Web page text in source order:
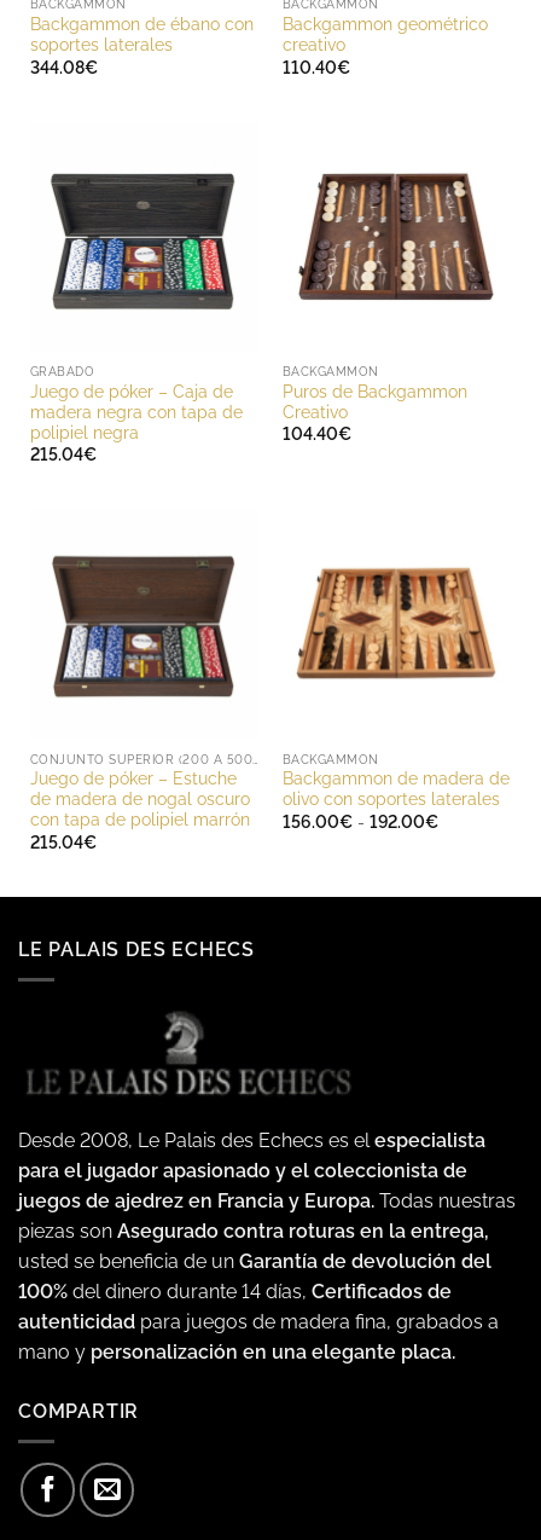
BACKGAMMON
Backgammon de ébano con
soportes laterales
344.08€
BACKGAMMON
Backgammon geométrico
creativo
110.40€
GRABADO
Juego de póker – Caja de
madera negra con tapa de
polipiel negra
215.04€
BACKGAMMON
Puros de Backgammon
Creativo
104.40€
Juego de póker – Estuche
de madera de nogal oscuro
con tapa de polipiel marrón
215.04€
BACKGAMMON
Backgammon de madera de
olivo con soportes laterales
156.00€ - 192.00€Rango
hasta
LE PALAIS DES ECHECS
Desde 2008, Le Palais des Echecs es elespecialista
para el jugador apasionado y el coleccionista de
juegos de ajedrez en Francia y Europa. Todas nuestras
piezas son Asegurado contra roturas en la entrega,
usted se beneficia de un Garantía de devolución del
100% del dinero durante 14 días, Certificados de
autenticidad para juegos de madera fina, grabados a
mano y personalización en una elegante placa.
COMPARTIR